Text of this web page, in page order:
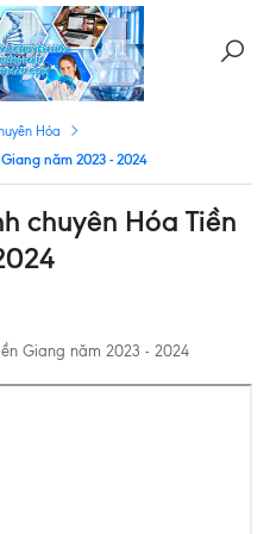
Hóa
năm 2023 - 2024
chuyên Hóa Tiền
Giang năm 2023 - 2024